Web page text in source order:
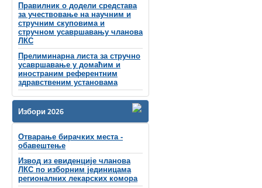
Правилник о додели средстава
за учествовање на научним и
стручним скуповима и
стручном усавршавању чланова
ЛКС
Прелиминарна листа за стручно
усавршавање у домаћим и
иностраним референтним
здравственим установама
Избори 2026
Отварање бирачких места -
обавештење
Извод из евиденције чланова
ЛКС по изборним јединицама
регионалних лекарских комора